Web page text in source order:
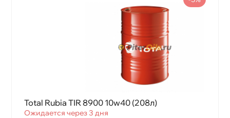
Total Rubia TIR 8900 10w40 (208л)
Ожидается через 3 дня